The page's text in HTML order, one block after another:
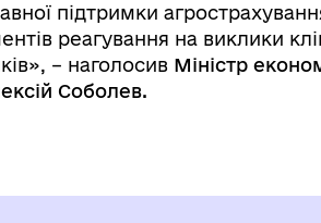
підтримки
реагування на виклики
– наголосив Міністр
Соболев.